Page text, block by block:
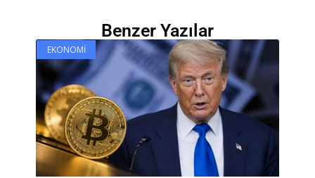
Benzer Yazılar
EKONOMI